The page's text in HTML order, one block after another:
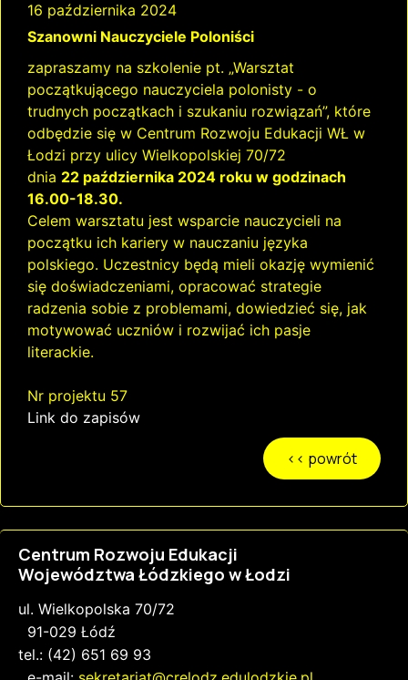
16 października 2024
Szanowni Nauczyciele Poloniści
zapraszamy na szkolenie pt. „Warsztat
początkującego nauczyciela polonisty - o
trudnych początkach i szukaniu rozwiązań”, które
odbędzie się w Centrum Rozwoju Edukacji WŁ w
Łodzi przy ulicy Wielkopolskiej 70/72
dnia 22 października 2024 roku w godzinach
16.00-18.30.
Celem warsztatu jest wsparcie nauczycieli na
początku ich kariery w nauczaniu języka
polskiego. Uczestnicy będą mieli okazję wymienić
się doświadczeniami, opracować strategie
radzenia sobie z problemami, dowiedzieć się, jak
motywować uczniów i rozwijać ich pasje
literackie.
Nr projektu 57
Link do zapisów
Centrum Rozwoju Edukacji
Województwa Łódzkiego w Łodzi
ul. Wielkopolska 70/72
91-029 Łódź
tel.: (42) 651 69 93